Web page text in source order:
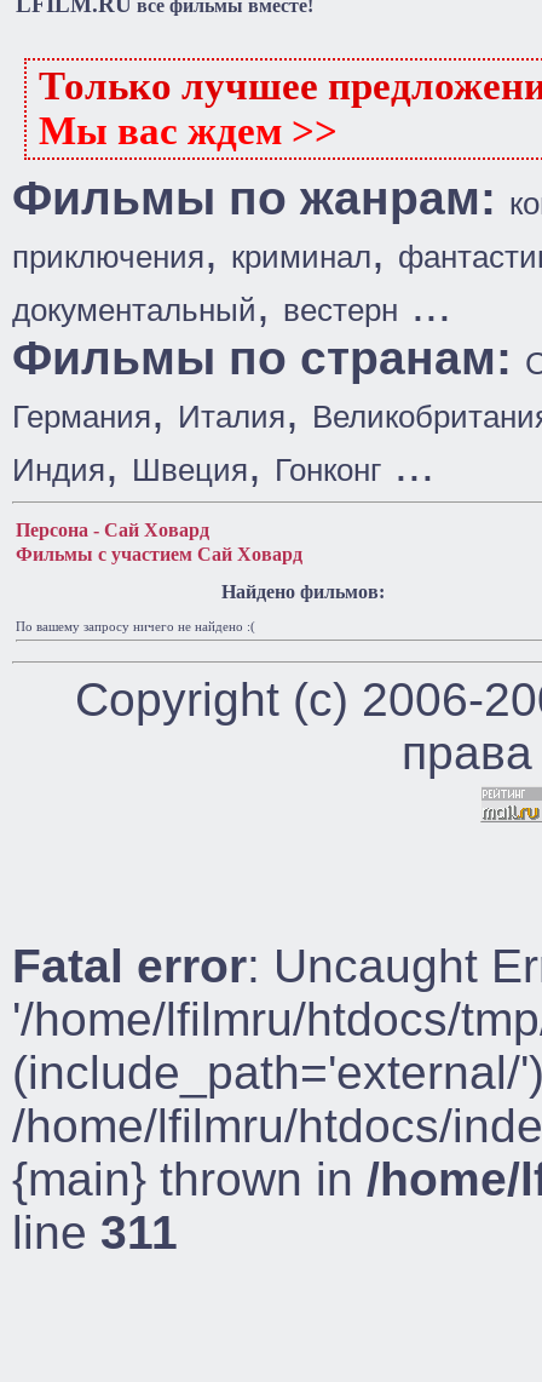
все фильмы вместе!
Только лучшее
Мы вас ждем >>
Фильмы по жанрам:
приключения, криминал,
документальный, вестерн ...
Фильмы по странам:
Германия, Италия,
Индия, Швеция, Гонконг ...
Персона - Сай Ховард
Фильмы с участием Сай Ховард
Найдено фильмов:
По вашему запросу ничего не найдено :(
Copyright (c) 2006-
Fatal error: Uncaught
'/home/lfilmru/htdocs/
(include_path='external/
/home/lfilmru/htdocs/
{main} thrown in /home/
line 311